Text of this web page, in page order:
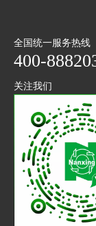
全国统一服务热线
400-
关注我们
抖音
二维码